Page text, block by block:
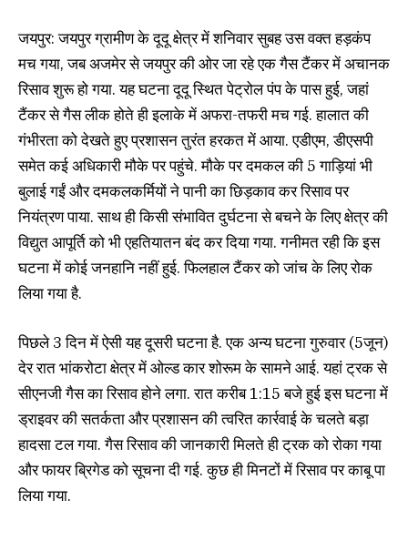
जयपुर: जयपुर ग्रामीण के दूदू क्षेत्र में शनिवार सुबह उस वक्त हड़कंप
मच गया, जब अजमेर से जयपुर की ओर जा रहे एक गैस टैंकर में अचानक
रिसाव शुरू हो गया. यह घटना दूदू स्थित पेट्रोल पंप के पास हुई, जहां
टैंकर से गैस लीक होते ही इलाके में अफरा-तफरी मच गई. हालात की
गंभीरता को देखते हुए प्रशासन तुरंत हरकत में आया. एडीएम, डीएसपी
समेत कई अधिकारी मौके पर पहुंचे. मौके पर दमकल की 5 गाड़ियां भी
बुलाई गईं और दमकलकर्मियों ने पानी का छिड़काव कर रिसाव पर
नियंत्रण पाया. साथ ही किसी संभावित दुर्घटना से बचने के लिए क्षेत्र की
विद्युत आपूर्ति को भी एहतियातन बंद कर दिया गया. गनीमत रही कि इस
घटना में कोई जनहानि नहीं हुई. फिलहाल टैंकर को जांच के लिए रोक
लिया गया है.
पिछले 3 दिन में ऐसी यह दूसरी घटना है. एक अन्य घटना गुरुवार (5जून)
देर रात भांकरोटा क्षेत्र में ओल्ड कार शोरूम के सामने आई. यहां ट्रक से
सीएनजी गैस का रिसाव होने लगा. रात करीब 1:15 बजे हुई इस घटना में
ड्राइवर की सतर्कता और प्रशासन की त्वरित कार्रवाई के चलते बड़ा
हादसा टल गया. गैस रिसाव की जानकारी मिलते ही ट्रक को रोका गया
और फायर ब्रिगेड को सूचना दी गई. कुछ ही मिनटों में रिसाव पर काबू पा
लिया गया.